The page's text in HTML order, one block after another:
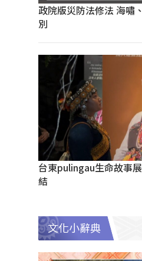
政院版災防法修法 海嘯
別
台東pulingau生命故事
結
文化小辭典